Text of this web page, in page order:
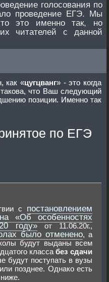
голосования по
проведение ЕГЭ. Мы
это именно так, но
читателей с данной
как «цугцванг» - это когда
что Ваш следующий
позиции. Именно так
по ЕГЭ
с постановлением
«Об особенностях
2020 году» от 11.06.20г.,
обязательное ЕГЭ в школах было отменено, а
будут выданы всем
и одиннадцатого класса без сдачи
которые будут поступать в вузы
Однако есть
одно «но». Об этом читайте ниже.